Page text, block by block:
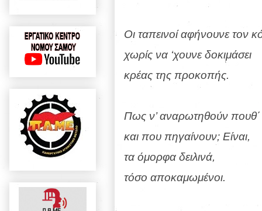
Οι ταπεινοί αφήνουνε τον
χωρίς να ‘χουνε δοκιμάσει
κρέας της προκοπής.
Πως ν’ αναρωτηθούν πουθ΄
και που πηγαίνουν; Είναι,
τα όμορφα δειλινά,
τόσο αποκαμωμένοι.